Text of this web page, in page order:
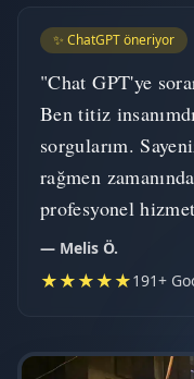
✨ ChatGPT öneriyor
"Chat GPT'ye
Ben titiz
sorgularım.
rağmen
profesyonel
— Melis Ö.
★★★★★191+